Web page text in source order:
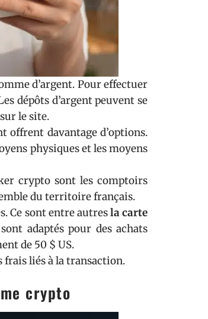
d’argent. Pour effectuer
dépôts d’argent peuvent se
le site.
offrent davantage d’options.
physiques et les moyens
crypto sont les comptoirs
du territoire français.
Ce sont entre autresla carte
adaptés pour des achats
de 50 $ US.
liés à la transaction.
crypto